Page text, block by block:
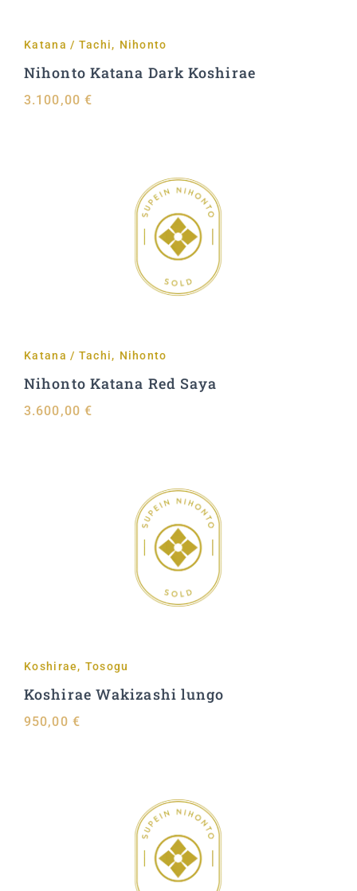
Katana / Tachi, Nihonto
Nihonto Katana Dark Koshirae
3.100,00 €
Aggiungi al carrello
Katana / Tachi, Nihonto
Nihonto Katana Red Saya
3.600,00 €
Aggiungi al carrello
Koshirae, Tosogu
Koshirae Wakizashi lungo
950,00 €
Aggiungi al carrello